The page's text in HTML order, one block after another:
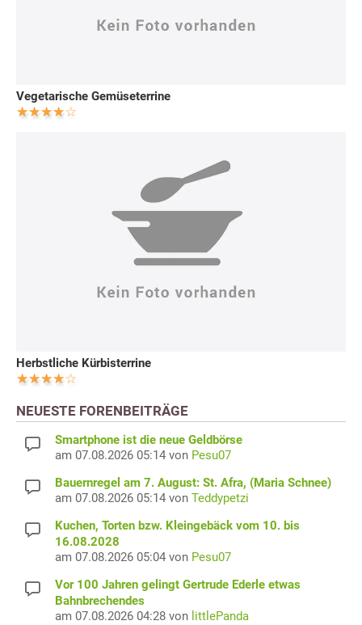
Vegetarische Gemüseterrine
Herbstliche Kürbisterrine
NEUESTE FORENBEITRÄGE
Smartphone ist die neue Geldbörse
am 07.08.2026 05:14 von Pesu07
Bauernregel am 7. August: St. Afra, (Maria Schnee)
am 07.08.2026 05:14 von Teddypetzi
Kuchen, Torten bzw. Kleingebäck vom 10. bis
16.08.2028
am 07.08.2026 05:04 von Pesu07
Vor 100 Jahren gelingt Gertrude Ederle etwas
Bahnbrechendes
am 07.08.2026 04:28 von littlePanda